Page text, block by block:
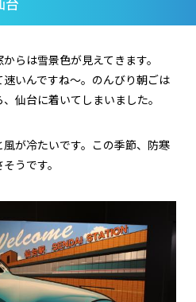
台
らは雪景色が見えてきます。
いんですね～。のんびり朝ごは
仙台に着いてしまいました。
が冷たいです。この季節、防寒
うです。